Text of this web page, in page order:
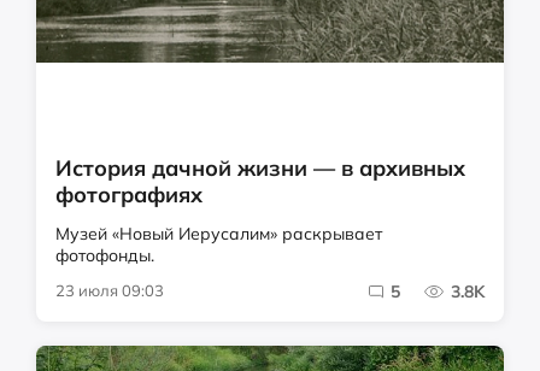
История дачной жизни — в архивных
фотографиях
Музей «Новый Иерусалим» раскрывает
фотофонды.
23 июля 09:03 5 3.8K